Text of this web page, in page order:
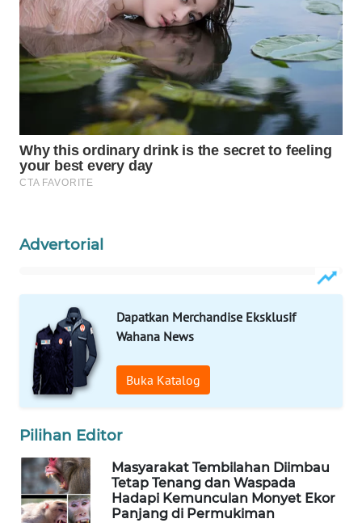
Advertorial
Dapatkan Merchandise Eksklusif
Wahana News
Buka Katalog
Pilihan Editor
Masyarakat Tembilahan Diimbau
Tetap Tenang dan Waspada
Hadapi Kemunculan Monyet Ekor
Panjang di Permukiman
NEWS
KRT
NEWS
NEWS
JURNAL
HUMBANG
GARONGGANG
NEWS
FISUELRI
ID
NEWS
CILEUNGSI
NEWS